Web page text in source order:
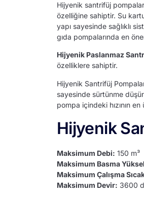
Hijyenik santrifüj
özelliğine sahiptir. Su
yapı sayesinde sağlıklı
gıda pompalarında en
Hijyenik Paslanmaz
özelliklere sahiptir.
Hijyenik Santrifüj
sayesinde sürtünme
pompa içindeki hızının
Hijyenik
Maksimum Debi: 150 m³
Maksimum Basma
Maksimum Çalışma
Maksimum Devir: 3600